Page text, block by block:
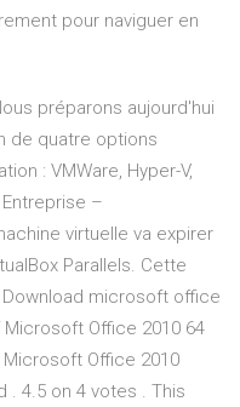
pour naviguer en
préparons aujourd'hui
de quatre options
: VMWare, Hyper-V,
–
virtuelle va expirer
Parallels. Cette
Download microsoft office
Office 2010 64
Office 2010
. 4.5 on 4 votes . This